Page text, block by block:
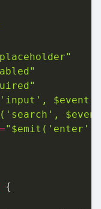
="$emit('enter',